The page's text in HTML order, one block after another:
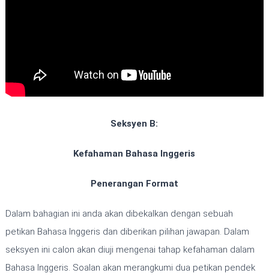
Seksyen B:
Kefahaman Bahasa Inggeris
Penerangan Format
Dalam bahagian ini anda akan dibekalkan dengan sebuah
petikan Bahasa Inggeris dan diberikan pilihan jawapan. Dalam
seksyen ini calon akan diuji mengenai tahap kefahaman dalam
Bahasa Inggeris. Soalan akan merangkumi dua petikan pendek